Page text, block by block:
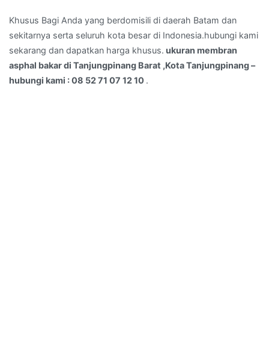
Tanjungpinang
–
hubungi
kami
:
Khusus Bagi Anda yang berdomisili di daerah Batam dan
sekitarnya serta seluruh kota besar di Indonesia.hubungi kami
sekarang dan dapatkan harga khusus. ukuran membran
asphal bakar di Tanjungpinang Barat ,Kota Tanjungpinang –
hubungi kami : 08 52 71 07 12 10 .